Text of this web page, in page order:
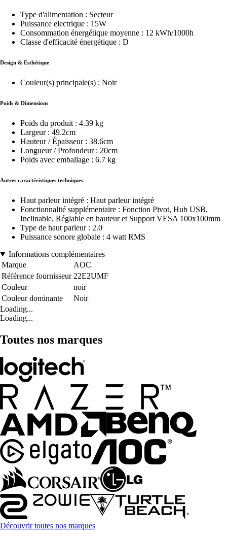
Type d'alimentation : Secteur
Puissance electrique : 15W
Consommation énergétique moyenne : 12 kWh/1000h
Classe d'efficacité énergétique : D
Design & Esthétique
Couleur(s) principale(s) : Noir
Poids & Dimensions
Poids du produit : 4.39 kg
Largeur : 49.2cm
Hauteur / Épaisseur : 38.6cm
Longueur / Profondeur : 20cm
Poids avec emballage : 6.7 kg
Autres caractéristiques techniques
Haut parleur intégré : Haut parleur intégré
Fonctionnalité supplémentaire : Fonction Pivot, Hub USB,
Inclinable, Réglable en hauteur et Support VESA 100x100mm
Type de haut parleur : 2.0
Puissance sonore globale : 4 watt RMS
Informations complémentaires
Marque
AOC
Référence fournisseur 22E2UMF
Couleur
noir
Couleur dominante
Noir
Loading...
Loading...
Toutes nos marques
Découvrir toutes nos marques